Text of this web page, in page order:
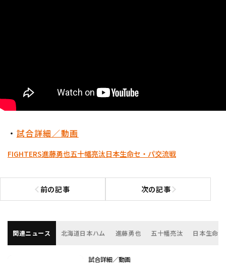
・ 試合詳細／動画
FIGHTERS進藤勇也五十幡亮汰日本生命セ・パ交流戦
前の記事
前の記事へ 次の記事次の記事へ
関連ニュース 北海道日本ハム 進藤勇也 五十幡亮汰 日本生命
試合詳細／動画